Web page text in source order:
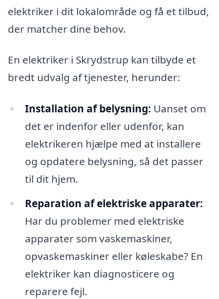
elektriker i dit lokalområde og få et tilbud,
der matcher dine behov.
En elektriker i Skrydstrup kan tilbyde et
bredt udvalg af tjenester, herunder:
Installation af belysning: Uanset om
det er indenfor eller udenfor, kan
elektrikeren hjælpe med at installere
og opdatere belysning, så det passer
til dit hjem.
Reparation af elektriske apparater:
Har du problemer med elektriske
apparater som vaskemaskiner,
opvaskemaskiner eller køleskabe? En
elektriker kan diagnosticere og
reparere fejl.